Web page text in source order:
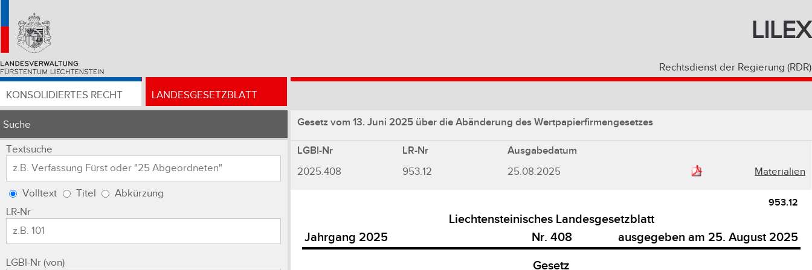
LILEX
Rechtsdienst der Regierung (RDR)
KONSOLIDIERTES RECHT LANDESGESETZBLATT
Suche
Textsuche
Volltext Titel
Abkürzung
LR-Nr
LGBl-Nr (von)
Gesetz vom 13. Juni 2025 über die Abänderung des Wertpapierfirmengesetzes
LGBl-Nr LR-Nr Ausgabedatum
2025.408 953.12 25.08.2025 Materialien